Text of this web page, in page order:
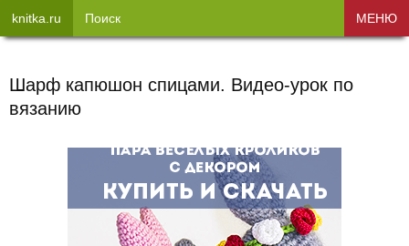
Шарф капюшон спицами. Видео-урок по
вязанию
knitka.ru Поиск МЕНЮ